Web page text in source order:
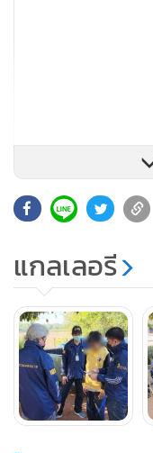
จากนั้นเมื่อวันที่ 27 ส.
น่าจะเป็นผู้เสียหายที่ถู
ถึงนายพงศกร ภายใน
หลอกได้แคปเจอร์ภา
อะไหล่รถยนต์มือสอง
โยต้า เอสติม่า แท้” โ
แกลเลอรี